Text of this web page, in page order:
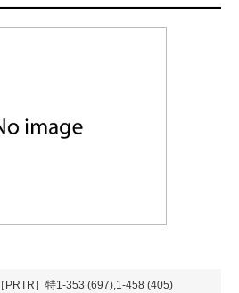
［PRTR］特1-353 (697),1-458 (405)